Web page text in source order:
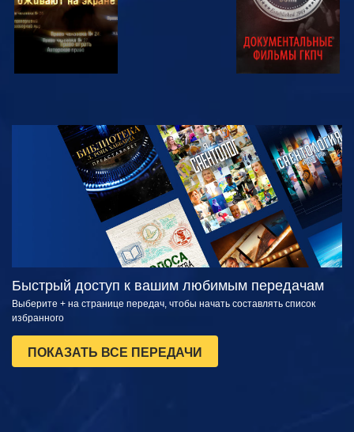
СМОТРЕТЬ
СМОТРЕТЬ
ПЕРЕДАЧИ
Быстрый доступ к вашим любимым передачам
Выберите + на странице передач, чтобы начать составлять список
избранного
ПОКАЗАТЬ ВСЕ ПЕРЕДАЧИ